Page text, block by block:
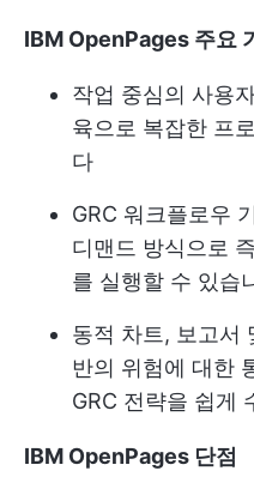
IBM OpenPages 주요
작업 중심의 사용
육으로 복잡한 프
다
GRC 워크플로우
디맨드 방식으로
를 실행할 수 있습
동적 차트, 보고서
반의 위험에 대한
GRC 전략을 쉽게
IBM OpenPages 단점